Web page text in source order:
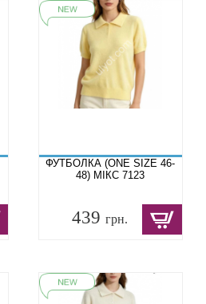
ФУТБОЛКА (ONE SIZE 46-
48) МІКС 7123
439грн.